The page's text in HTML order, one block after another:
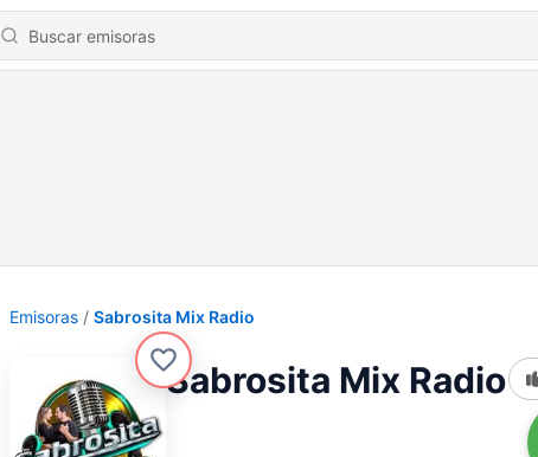
Emisoras Sabrosita Mix Radio
Sabrosita Mix Radio